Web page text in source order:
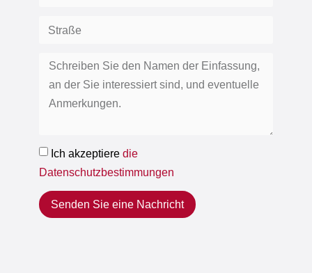
Ich akzeptieredie
Datenschutzbestimmungen
Senden Sie eine Nachricht